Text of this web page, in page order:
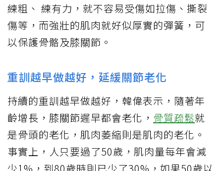
練粗、 練有力，就不容易受傷如拉傷、撕裂
傷等，而強壯的肌肉就好似厚實的彈簧，可
以保護骨骼及膝關節。
重訓越早做越好，延緩關節老化
持續的重訓越早做越好，韓偉表示，隨著年
齡增長，膝關節遲早都會老化， 骨質疏鬆就
是骨頭的老化，肌肉萎縮則是肌肉的老化。
事實上，人只要過了50歲，肌肉量每年會減
少1%，到80歲時則已少了30%，如果50歲以